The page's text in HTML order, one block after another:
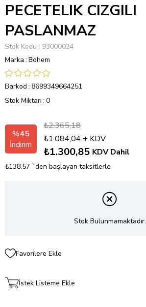
PECETELIK CIZGILI
PASLANMAZ
Stok Kodu
93000024
Marka : Bohem
Barkod : 8699349664251
Stok Miktarı : 0
%45
İndirim
₺2.365,18
₺1.084,04 + KDV
KDV Dahil
₺1.300,85
₺138,57 `den başlayan taksitlerle
Stok Bulunmamaktadır.
Favorilere Ekle
İstek Listeme Ekle